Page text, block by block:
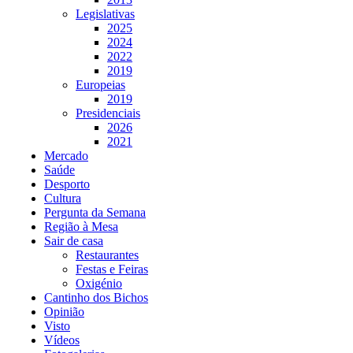
Legislativas
2025
2024
2022
2019
Europeias
2019
Presidenciais
2026
2021
Mercado
Saúde
Desporto
Cultura
Pergunta da Semana
Região à Mesa
Sair de casa
Restaurantes
Festas e Feiras
Oxigénio
Cantinho dos Bichos
Opinião
Visto
Vídeos